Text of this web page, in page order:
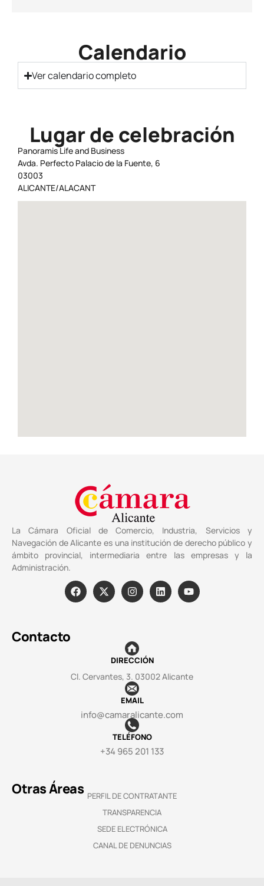
Calendario
Ver calendario completo
Lugar de celebración
Panoramis Life and Business
Avda. Perfecto Palacio de la Fuente, 6
03003
ALICANTE/ALACANT
La Cámara Oficial de Comercio, Industria, Servicios y
Navegación de Alicante es una institución de derecho público y
ámbito provincial, intermediaria entre las empresas y la
Administración.
Contacto
DIRECCIÓN
Cl. Cervantes, 3. 03002 Alicante
EMAIL
info@camaralicante.com
TELÉFONO
+34 965 201 133
Otras Áreas PERFIL DE CONTRATANTE
TRANSPARENCIA
SEDE ELECTRÓNICA
CANAL DE DENUNCIAS